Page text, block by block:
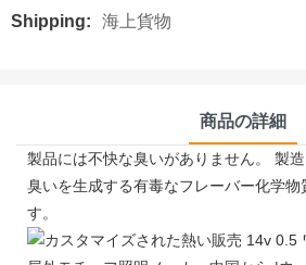
Shipping: 海上貨物
商品の詳細
製品には不快な臭いがありません。 製
臭いを生成する有毒なフレーバー化学物
す。